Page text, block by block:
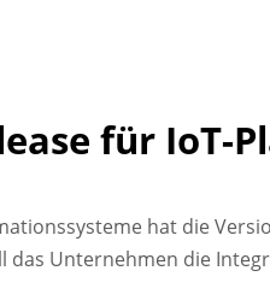
für IoT-
hat die
das Unternehmen die